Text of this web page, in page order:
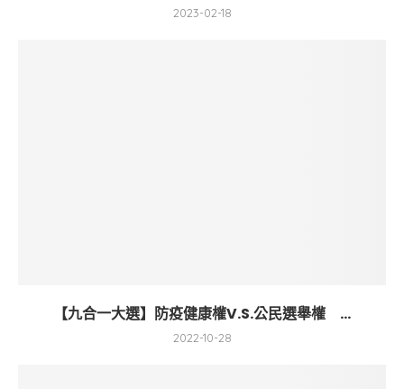
2023-02-18
【九合一大選】防疫健康權V.S.公民選舉權 ...
2022-10-28